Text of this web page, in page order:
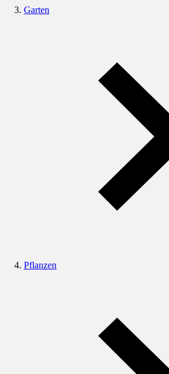
Garten
Pflanzen